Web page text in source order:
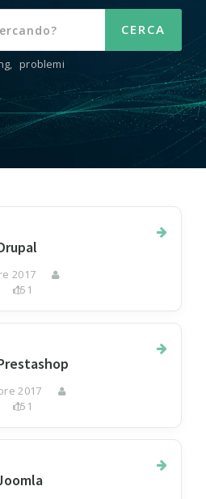
, problemi
2017
151
2017
151